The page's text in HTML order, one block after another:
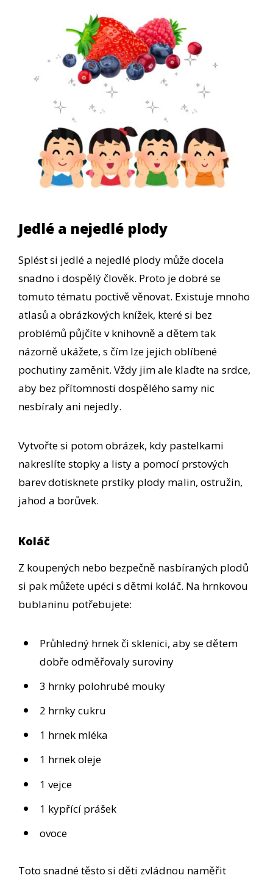
Jedlé a nejedlé plody
Splést si jedlé a nejedlé plody může docela
snadno i dospělý člověk. Proto je dobré se
tomuto tématu poctivě věnovat. Existuje mnoho
atlasů a obrázkových knížek, které si bez
problémů půjčíte v knihovně a dětem tak
názorně ukážete, s čím lze jejich oblíbené
pochutiny zaměnit. Vždy jim ale klaďte na srdce,
aby bez přítomnosti dospělého samy nic
nesbíraly ani nejedly.
Vytvořte si potom obrázek, kdy pastelkami
nakreslíte stopky a listy a pomocí prstových
barev dotisknete prstíky plody malin, ostružin,
jahod a borůvek.
Koláč
Z koupených nebo bezpečně nasbíraných plodů
si pak můžete upéci s dětmi koláč. Na hrnkovou
bublaninu potřebujete:
Průhledný hrnek či sklenici, aby se dětem
dobře odměřovaly suroviny
3 hrnky polohrubé mouky
2 hrnky cukru
1 hrnek mléka
1 hrnek oleje
1 vejce
1 kypřící prášek
ovoce
Toto snadné těsto si děti zvládnou naměřit